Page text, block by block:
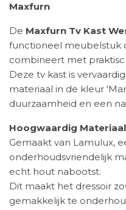
Maxfurn
De Maxfurn Tv Kast
functioneel meubelstuk
combineert met
Deze tv kast is
materiaal in de kleur
duurzaamheid en een
Hoogwaardig
Gemaakt van Lamulux,
onderhoudsvriendelijk
echt hout nabootst.
Dit maakt het dressoir
gemakkelijk te